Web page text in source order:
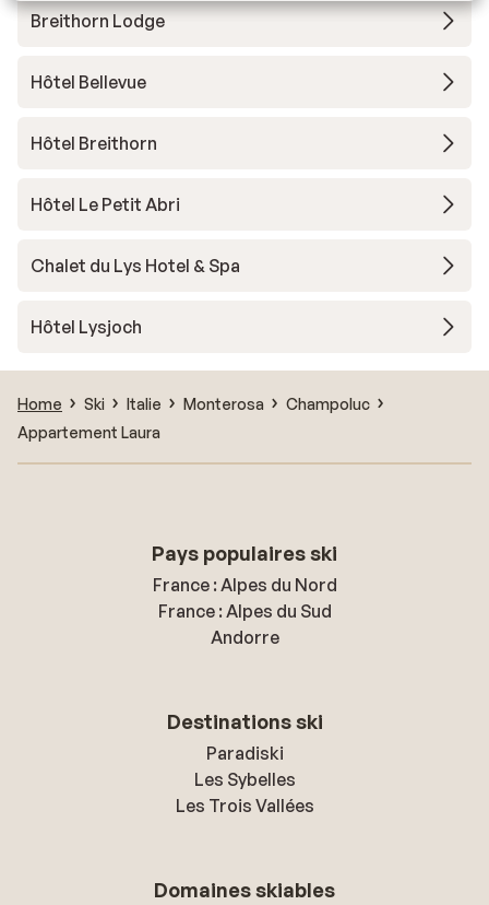
Breithorn Lodge
Hôtel Bellevue
Hôtel Breithorn
Hôtel Le Petit Abri
Chalet du Lys Hotel & Spa
Hôtel Lysjoch
Home Ski Italie Monterosa
Champoluc
Appartement Laura
Pays populaires ski
France : Alpes du Nord
France : Alpes du Sud
Andorre
Destinations ski
Paradiski
Les Sybelles
Les Trois Vallées
Domaines skiables